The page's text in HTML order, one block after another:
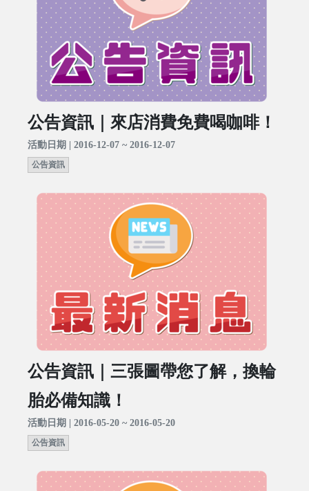
公告資訊｜來店消費免費喝咖啡！
活動日期 | 2016-12-07 ~ 2016-12-07
公告資訊
公告資訊｜三張圖帶您了解，換輪
胎必備知識！
活動日期 | 2016-05-20 ~ 2016-05-20
公告資訊